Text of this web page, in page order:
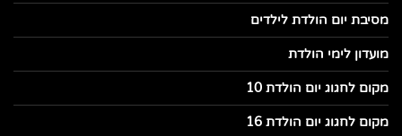
מסיבת יום הולדת לילדים
מועדון לימי הולדת
מקום לחגוג יום הולדת 10
מקום לחגוג יום הולדת 16